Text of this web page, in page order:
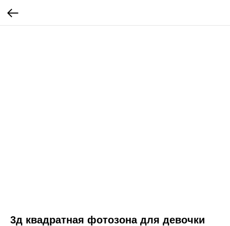
3д квадратная фотозона для девочки